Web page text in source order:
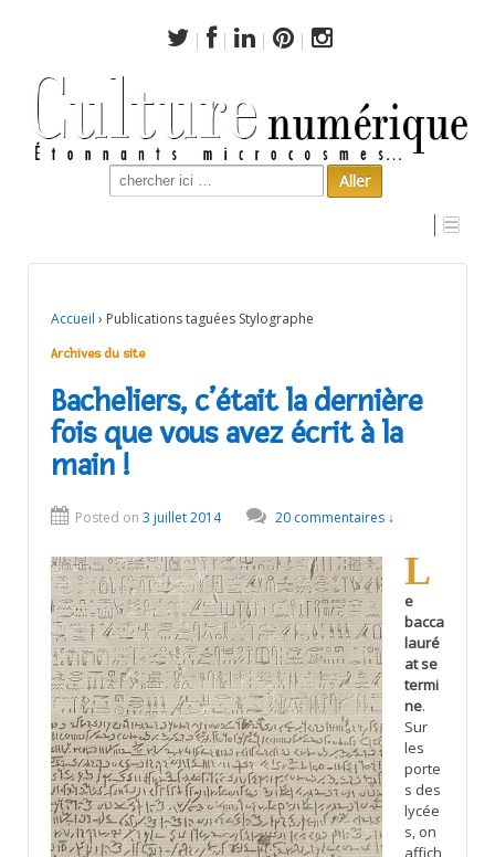
Search
for:
Accueil › Publications taguées Stylographe
Archives du site
Bacheliers, c’était la dernière
fois que vous avez écrit à la
main !
Posted on 3 juillet 2014 20 commentaires ↓
L
e
bacca
lauré
at se
termi
ne.
Sur
les
porte
s des
lycée
s, on
affich